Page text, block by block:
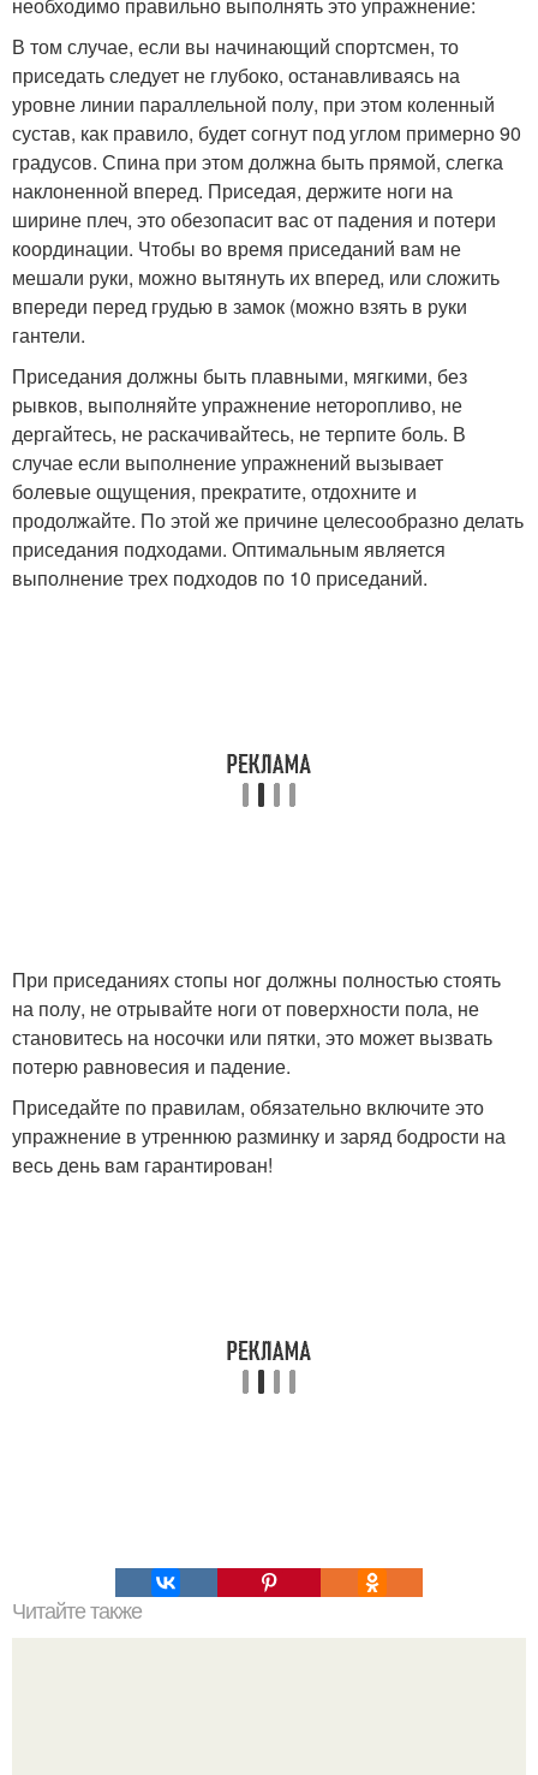
В том случае, если вы начинающий спортсмен, то
приседать следует не глубоко, останавливаясь на
уровне линии параллельной полу, при этом коленный
сустав, как правило, будет согнут под углом примерно 90
градусов. Спина при этом должна быть прямой, слегка
наклоненной вперед. Приседая, держите ноги на
ширине плеч, это обезопасит вас от падения и потери
координации. Чтобы во время приседаний вам не
мешали руки, можно вытянуть их вперед, или сложить
впереди перед грудью в замок (можно взять в руки
гантели.
Приседания должны быть плавными, мягкими, без
рывков, выполняйте упражнение неторопливо, не
дергайтесь, не раскачивайтесь, не терпите боль. В
случае если выполнение упражнений вызывает
болевые ощущения, прекратите, отдохните и
продолжайте. По этой же причине целесообразно делать
приседания подходами. Оптимальным является
выполнение трех подходов по 10 приседаний.
При приседаниях стопы ног должны полностью стоять
на полу, не отрывайте ноги от поверхности пола, не
становитесь на носочки или пятки, это может вызвать
потерю равновесия и падение.
Приседайте по правилам, обязательно включите это
упражнение в утреннюю разминку и заряд бодрости на
весь день вам гарантирован!
Читайте также